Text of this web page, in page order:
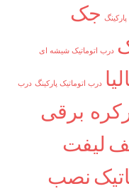
جک
درب اتوماتیک شیشه ای
درب اتوماتیک پارکینگ درب
برقی
لیفت
نصب